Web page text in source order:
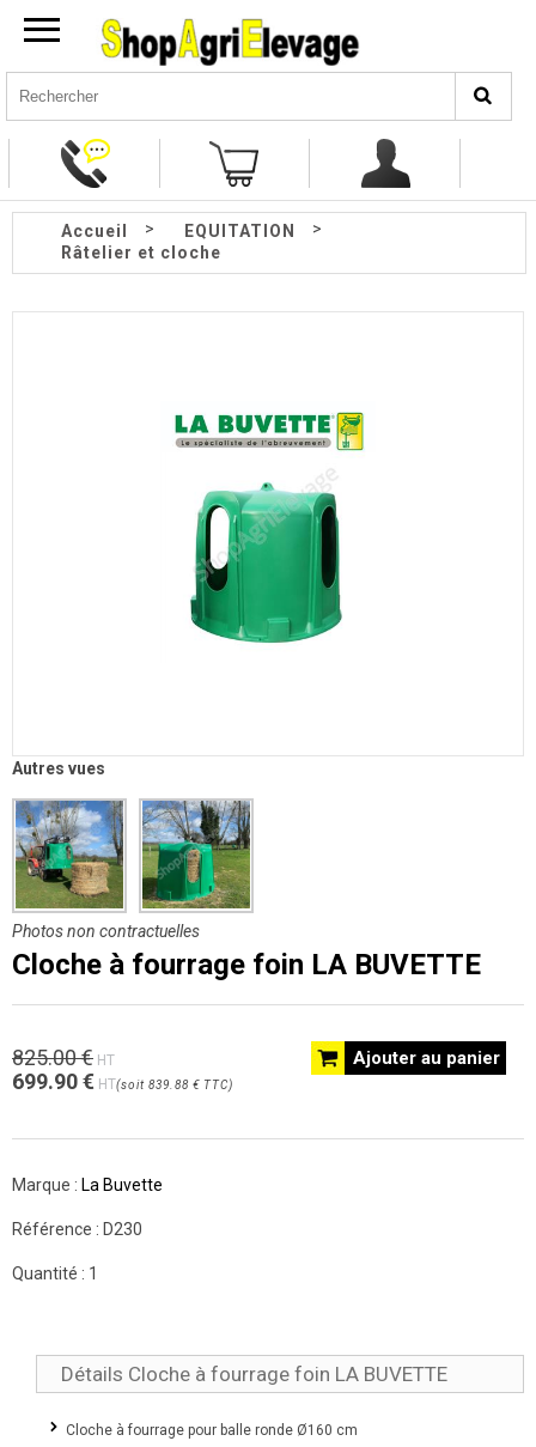
Accueil > EQUITATION
>
Râtelier et cloche
Autres vues
Photos non contractuelles
Cloche à fourrage foin LA BUVETTE
Ajouter au panier
825.00 € HT
699.90€ HT(soit 839.88 € TTC)
Marque : La Buvette
Référence : D230
Quantité : 1
Détails Cloche à fourrage foin LA BUVETTE
Cloche à fourrage pour balle ronde Ø160 cm